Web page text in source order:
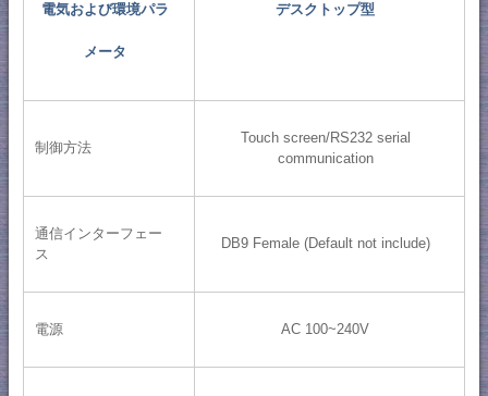
電気および環境パラ
メータ
デスクトップ型
制御方法
Touch screen/RS232 serial
communication
通信インターフェー
ス
DB9 Female (Default not include)
電源 AC 100~240V